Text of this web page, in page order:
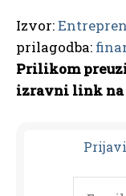
Izvor:
prilagodba:
Prilikom
izravni link na